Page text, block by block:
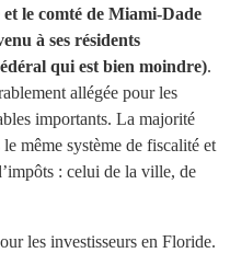
le comté de Miami-Dade
à ses résidents
qui est bien moindre).
allégée pour les
importants. La majorité
même système de fiscalité et
: celui de la ville, de
les investisseurs en Floride.